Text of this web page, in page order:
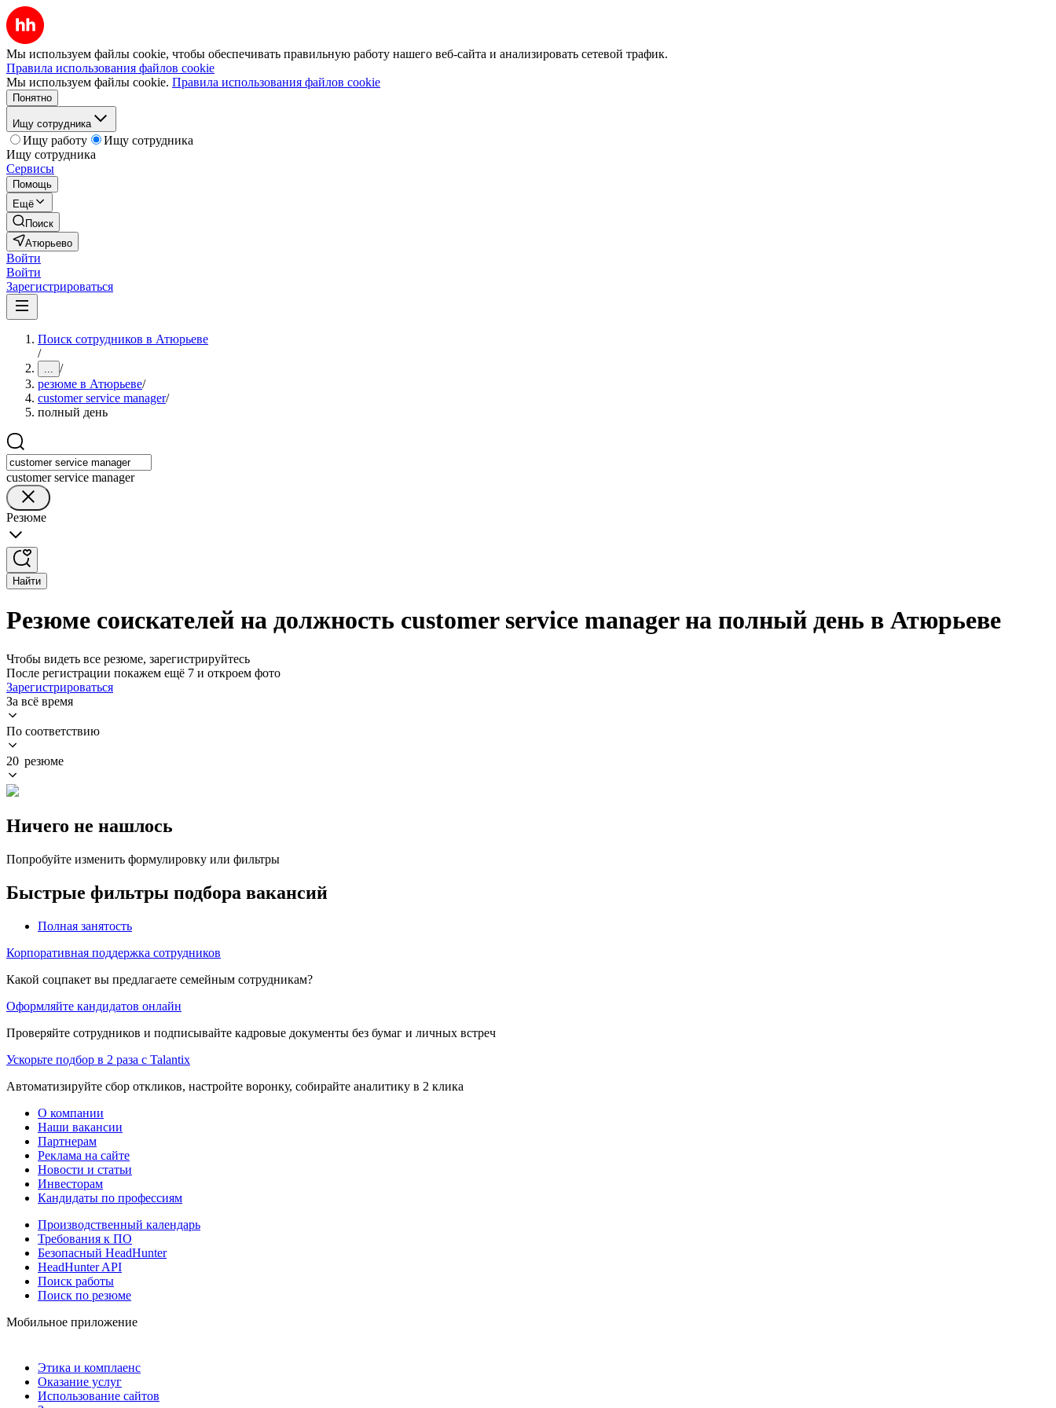
Мы используем файлы cookie, чтобы обеспечивать правильную работу нашего веб-сайта и анализировать сетевой трафик.
Правила использования файлов cookie
Мы используем файлы cookie. Правила использования файлов cookie
Понятно
Ищу сотрудника
Ищу работу
Ищу сотрудника
Ищу сотрудника
Сервисы
Помощь
Ещё
Поиск
Атюрьево
Войти
Войти
Зарегистрироваться
Поиск сотрудников в Атюрьеве
/
... /
резюме в Атюрьеве/
customer service manager/
полный день
customer service manager
Резюме
Найти
Резюме соискателей на должность customer service manager на полный день в Атюрьеве
Чтобы видеть все резюме, зарегистрируйтесь
После регистрации покажем ещё 7 и откроем фото
Зарегистрироваться
За всё время
По соответствию
20 резюме
Ничего не нашлось
Попробуйте изменить формулировку или фильтры
Быстрые фильтры подбора вакансий
Полная занятость
Корпоративная поддержка сотрудников
Какой соцпакет вы предлагаете семейным сотрудникам?
Оформляйте кандидатов онлайн
Проверяйте сотрудников и подписывайте кадровые документы без бумаг и личных встреч
Ускорьте подбор в 2 раза с Talantix
Автоматизируйте сбор откликов, настройте воронку, собирайте аналитику в 2 клика
О компании
Наши вакансии
Партнерам
Реклама на сайте
Новости и статьи
Инвесторам
Кандидаты по профессиям
Производственный календарь
Требования к ПО
Безопасный HeadHunter
HeadHunter API
Поиск работы
Поиск по резюме
Мобильное приложение
Этика и комплаенс
Оказание услуг
Использование сайтов